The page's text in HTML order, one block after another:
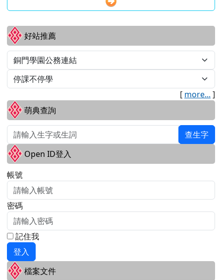
左邊區域內容
好站推薦
[ more... ]
萌典查詢
查生字
Open ID登入
帳號
密碼
記住我
登入
檔案文件